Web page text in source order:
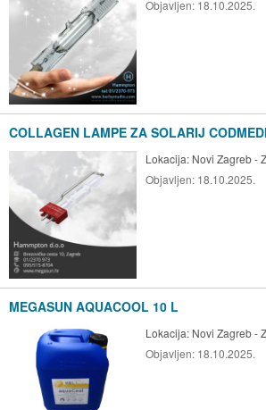
Objavljen: 18.10.2025.
COLLAGEN LAMPE ZA SOLARIJ
Lokacija: Novi Zagreb -
Objavljen: 18.10.2025.
MEGASUN AQUACOOL 10 L
Lokacija: Novi Zagreb -
Objavljen: 18.10.2025.